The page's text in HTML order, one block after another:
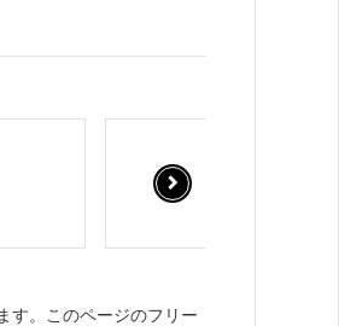
す。このページのフリー